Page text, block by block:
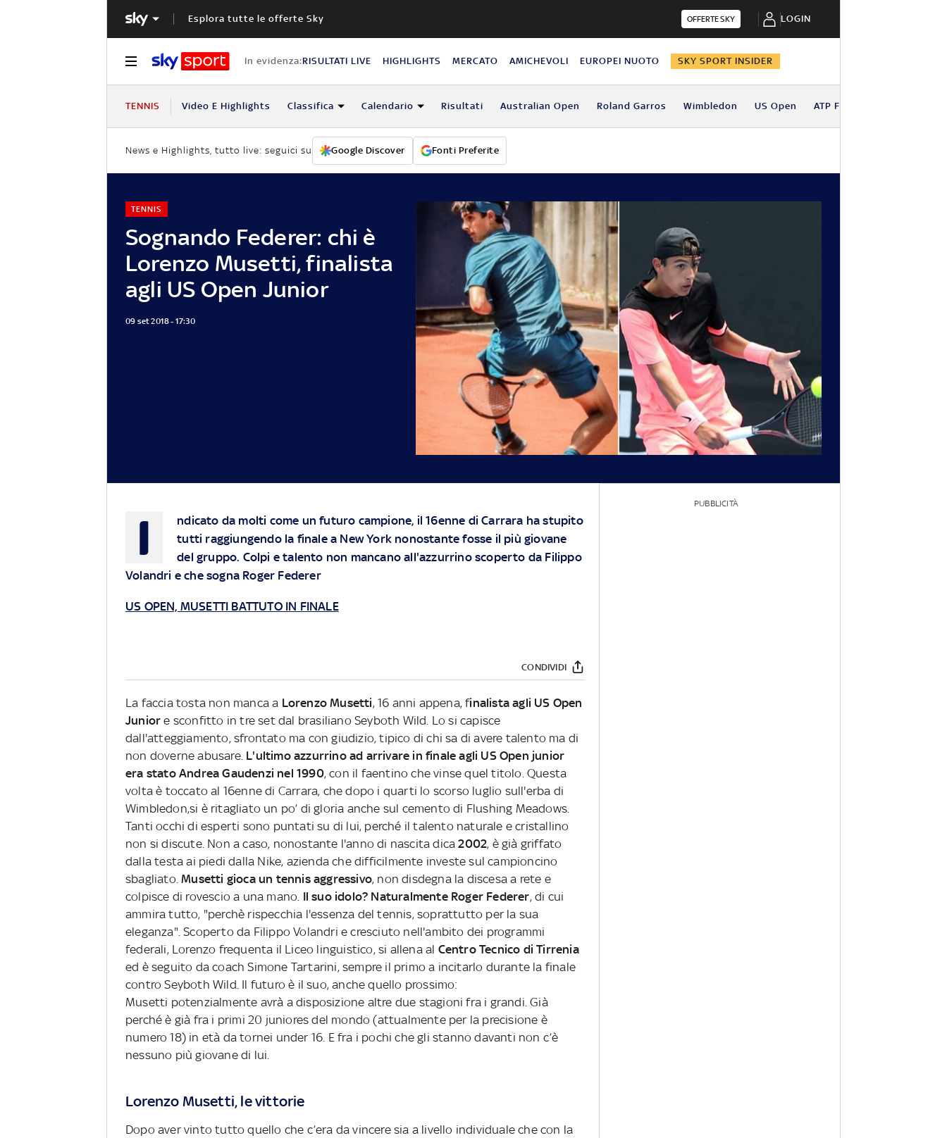
Esplora tutte le offerte Sky OFFERTE SKY LOGIN
In evidenza:RISULTATI LIVE HIGHLIGHTS MERCATO AMICHEVOLI EUROPEI NUOTO SKY SPORT INSIDER
TENNIS Video E Highlights Classifica Calendario Risultati Australian Open Roland Garros Wimbledon US Open ATP Finals
News e Highlights, tutto live: seguici su Google Discover Fonti Preferite
Sognando Federer: chi è
Lorenzo Musetti, finalista
agli US Open Junior
TENNIS
09 set 2018 - 17:30
I
ndicato da molti come un futuro campione, il 16enne di Carrara ha stupito
tutti raggiungendo la finale a New York nonostante fosse il più giovane
del gruppo. Colpi e talento non mancano all'azzurrino scoperto da Filippo
Volandri e che sogna Roger Federer
US OPEN, MUSETTI BATTUTO IN FINALE
CONDIVIDI
La faccia tosta non manca a Lorenzo Musetti, 16 anni appena, finalista agli US Open
Junior e sconfitto in tre set dal brasiliano Seyboth Wild. Lo si capisce
dall'atteggiamento, sfrontato ma con giudizio, tipico di chi sa di avere talento ma di
non doverne abusare. L'ultimo azzurrino ad arrivare in finale agli US Open junior
era stato Andrea Gaudenzi nel 1990, con il faentino che vinse quel titolo. Questa
volta è toccato al 16enne di Carrara, che dopo i quarti lo scorso luglio sull'erba di
Wimbledon,si è ritagliato un po’ di gloria anche sul cemento di Flushing Meadows.
Tanti occhi di esperti sono puntati su di lui, perché il talento naturale e cristallino
non si discute. Non a caso, nonostante l'anno di nascita dica2002, è già griffato
dalla testa ai piedi dalla Nike, azienda che difficilmente investe sul campioncino
sbagliato.Musetti gioca un tennis aggressivo, non disdegna la discesa a rete e
colpisce di rovescio a una mano. Il suo idolo? Naturalmente Roger Federer, di cui
ammira tutto, "perchè rispecchia l'essenza del tennis, soprattutto per la sua
eleganza". Scoperto da Filippo Volandri e cresciuto nell'ambito dei programmi
federali, Lorenzo frequenta il Liceo linguistico, si allena al Centro Tecnico di Tirrenia
ed è seguito da coach Simone Tartarini, sempre il primo a incitarlo durante la finale
contro Seyboth Wild. Il futuro è il suo, anche quello prossimo:
Musetti potenzialmente avrà a disposizione altre due stagioni fra i grandi. Già
perché è già fra i primi 20 juniores del mondo (attualmente per la precisione è
numero 18) in età da tornei under 16. E fra i pochi che gli stanno davanti non c’è
nessuno più giovane di lui.
Lorenzo Musetti, le vittorie
Dopo aver vinto tutto quello che c’era da vincere sia a livello individuale che con la
PUBBLICITÀ